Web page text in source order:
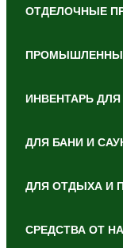
ОТДЕЛОЧНЫЕ
ИНВЕНТАРЬ
ДЛЯ БАНИ И
ДЛЯ ОТДЫХА И
СРЕДСТВА ОТ